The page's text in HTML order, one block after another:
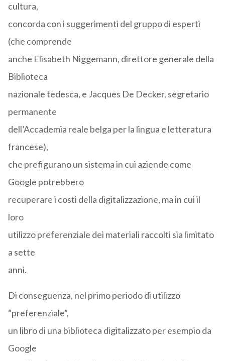
cultura,
concorda con i suggerimenti del gruppo di esperti
(che comprende
anche Elisabeth Niggemann, direttore generale della
Biblioteca
nazionale tedesca, e Jacques De Decker, segretario
permanente
dell’Accademia reale belga per la lingua e letteratura
francese),
che prefigurano un sistema in cui aziende come
Google potrebbero
recuperare i costi della digitalizzazione, ma in cui il
loro
utilizzo preferenziale dei materiali raccolti sia limitato
a sette
anni.
Di conseguenza, nel primo periodo di utilizzo
“preferenziale”,
un libro di una biblioteca digitalizzato per esempio da
Google